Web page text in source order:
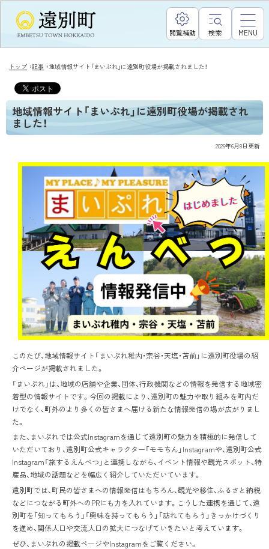
閲覧補助 検索 MENU
トップ ›記事 ›地域情報サイト「まいぷれ」に遠別町役場が掲載されました！
地域情報サイト「まいぷれ」に遠別町役場が掲載され
ました！
2026年6月8日 更新
このたび、地域情報サイト「まいぷれ稚内・宗谷・天塩・苫前」に遠別町役場の紹
介ページが掲載されました。
「まいぷれ」は、地域の店舗や企業、団体、行政機関などの情報を発信する地域密
着型の情報サイトです。今回の掲載により、遠別町の魅力や取り組みを町内だ
けでなく、町外のより多くの皆さまへ届ける新たな情報発信の場が広がりまし
た。
また、まいぷれでは公式Instagramを通じて遠別町の魅力を積極的に発信して
いただいており、遠別町公式キャラクター「モモちん」Instagramや、遠別町公式
Instagram「旅するえんべつ」と連携しながら、イベント情報や観光スポット、特
産品、地域の話題などを幅広く紹介していただいています。
遠別町では、町民の皆さまへの情報発信はもちろん、観光や移住、ふるさと納税
などにつながる町外へのPRにも力を入れています。こうした連携を通じて、遠
別町を「知ってもらう」「興味を持ってもらう」「訪れてもらう」きっかけづくり
を進め、関係人口や交流人口の拡大につなげていきたいと考えています。
ぜひ、まいぷれの掲載ページやInstagramをご覧ください。